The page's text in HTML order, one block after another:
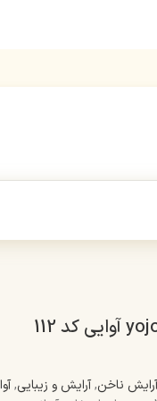
آرایش ناخن,آرایش و زیبایی,